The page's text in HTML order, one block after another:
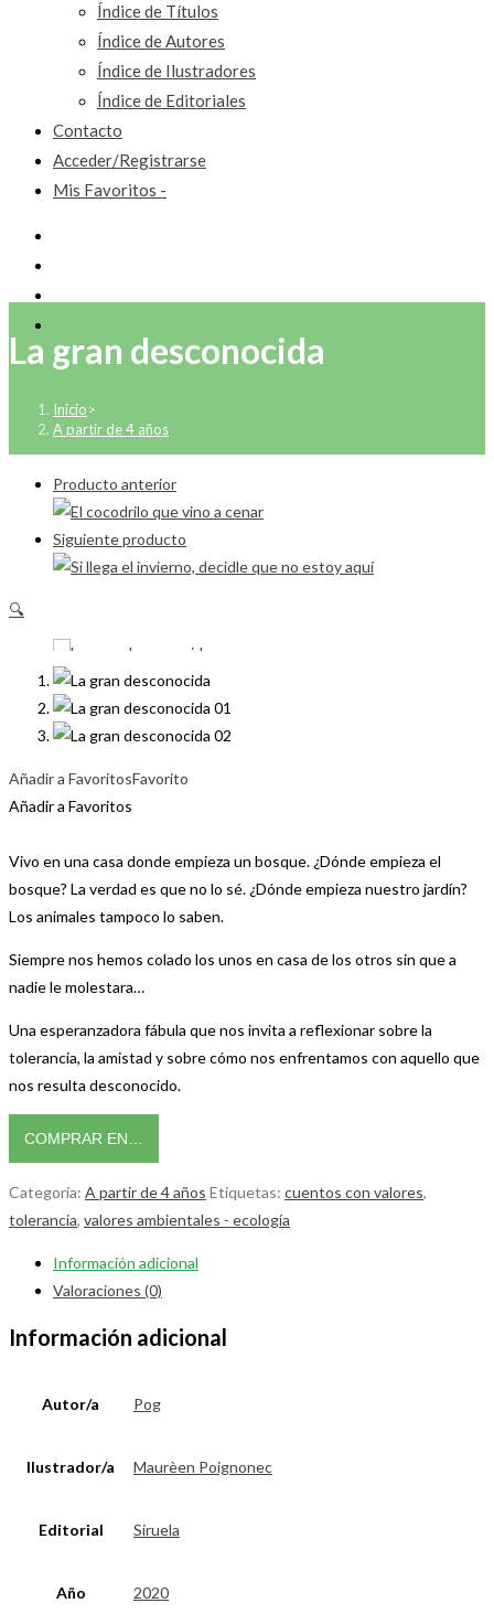
Índice de Títulos
Índice de Autores
Índice de Ilustradores
Índice de Editoriales
Contacto
Acceder/Registrarse
Mis Favoritos -
La gran desconocida
Inicio>
A partir de 4 años
Producto anterior
Siguiente producto
🔍
Añadir a FavoritosFavorito
Añadir a Favoritos
Vivo en una casa donde empieza un bosque. ¿Dónde empieza el
bosque? La verdad es que no lo sé. ¿Dónde empieza nuestro jardín?
Los animales tampoco lo saben.
Siempre nos hemos colado los unos en casa de los otros sin que a
nadie le molestara…
Una esperanzadora fábula que nos invita a reflexionar sobre la
tolerancia, la amistad y sobre cómo nos enfrentamos con aquello que
nos resulta desconocido.
COMPRAR EN…
Categoría: A partir de 4 años Etiquetas: cuentos con valores,
tolerancia, valores ambientales - ecología
Información adicional
Valoraciones (0)
Información adicional
Autor/a Pog
Ilustrador/a Maurèen Poignonec
Editorial Siruela
Año 2020